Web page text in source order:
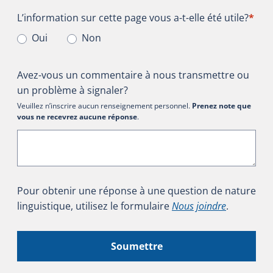
L’information sur cette page vous a-t-elle été utile?
L’information sur cette page vous a-t-elle été utile?*
Oui
Non
Avez-vous un commentaire à nous transmettre ou
un problème à signaler?
Veuillez n’inscrire aucun renseignement personnel. Prenez note que
vous ne recevrez aucune réponse.
Pour obtenir une réponse à une question de nature
linguistique, utilisez le formulaireNous joindre.
Soumettre